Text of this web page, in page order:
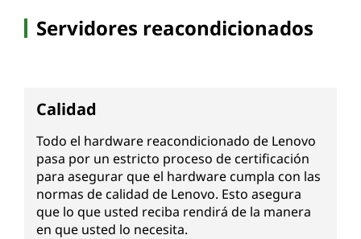
Servidores reacondicionados
Calidad
Todo el hardware reacondicionado de Lenovo
pasa por un estricto proceso de certificación
para asegurar que el hardware cumpla con las
normas de calidad de Lenovo. Esto asegura
que lo que usted reciba rendirá de la manera
en que usted lo necesita.